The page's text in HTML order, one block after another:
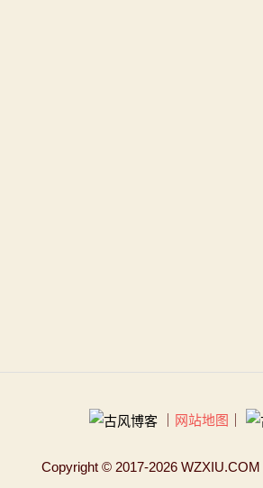
网站地图
Copyright © 2017-2026 WZXIU.COM